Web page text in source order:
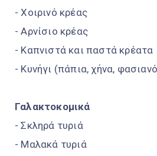
- Χοιρινό κρέας
- Αρνίσιο κρέας
- Καπνιστά και παστά κρέατα
- Κυνήγι (πάπια, χήνα,
Γαλακτοκομικά
- Σκληρά τυριά
- Μαλακά τυριά